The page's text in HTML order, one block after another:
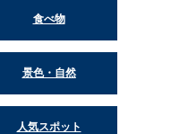
食べ物
景色・自然
人気スポット